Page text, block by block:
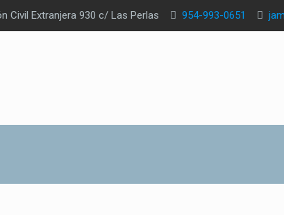
Civil Extranjera 930 c/ Las Perlas 954-993-0651